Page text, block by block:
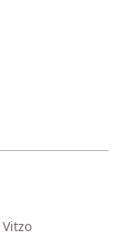
Vitzo